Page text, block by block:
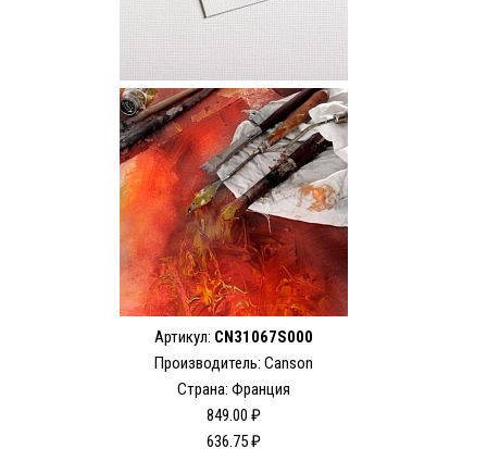
Артикул: CN31067S000
Производитель: Canson
Страна: Франция
849.00 ₽
636.75 ₽